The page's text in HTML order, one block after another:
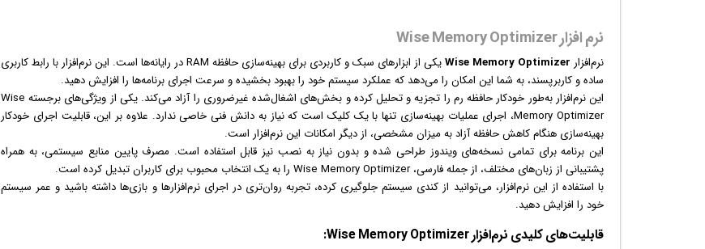
نرم افزار Wise Memory Optimizer
نرم‌افزار Wise Memory Optimizer
یکی از ابزارهای سبک و کاربردی برای بهینه‌سازی حافظه RAM در رایانه‌ها است. این نرم‌افزار با رابط کاربری
ساده و کاربرپسند، به شما این امکان را می‌دهد که عملکرد سیستم خود را بهبود بخشیده و سرعت اجرای برنامه‌ها را افزایش دهید.
این نرم‌افزار به‌طور خودکار حافظه رم را تجزیه و تحلیل کرده و بخش‌های اشغال‌شده غیرضروری را آزاد می‌کند. یکی از ویژگی‌های برجسته Wise
Memory Optimizer، اجرای عملیات بهینه‌سازی تنها با یک کلیک است که نیاز به دانش فنی خاصی ندارد. علاوه بر این، قابلیت اجرای خودکار
بهینه‌سازی هنگام کاهش حافظه آزاد به میزان مشخصی، از دیگر امکانات این نرم‌افزار است.
این برنامه برای تمامی نسخه‌هایویندوز طراحی شده و بدون نیاز به نصب نیز قابل استفاده است. مصرف پایین منابع سیستمی، به همراه
پشتیبانی از زبان‌های مختلف، از جمله فارسی، Wise Memory Optimizer را به یک انتخاب محبوب برای کاربران تبدیل کرده است.
با استفاده از این نرم‌افزار، می‌توانید از کندی سیستم جلوگیری کرده، تجربه روان‌تری در اجرای نرم‌افزارها و بازی‌ها داشته باشید و عمر سیستم
خود را افزایش دهید.
قابلیت‌های کلیدی نرم‌افزار Wise Memory Optimizer: